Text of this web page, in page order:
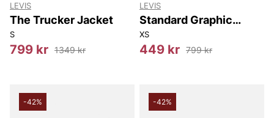
LEVIS
The Trucker Jacket
S
799 kr 1349 kr
LEVIS
Standard Graphic
Hoodie
XS
449 kr 799 kr
-42% -42%